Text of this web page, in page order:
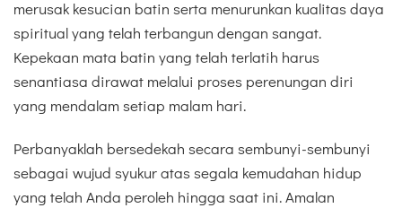
merusak kesucian batin serta menurunkan kualitas daya
spiritual yang telah terbangun dengan sangat.
Kepekaan mata batin yang telah terlatih harus
senantiasa dirawat melalui proses perenungan diri
yang mendalam setiap malam hari.
Perbanyaklah bersedekah secara sembunyi-sembunyi
sebagai wujud syukur atas segala kemudahan hidup
yang telah Anda peroleh hingga saat ini. Amalan